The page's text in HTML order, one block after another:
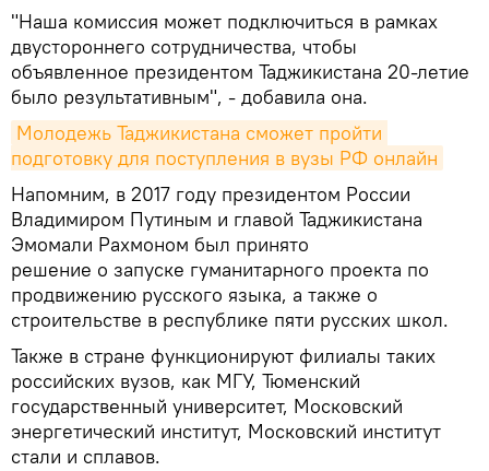
"Наша комиссия может подключиться в рамках
двустороннего сотрудничества, чтобы
объявленное президентом Таджикистана 20-летие
было результативным", - добавила она.
Молодежь Таджикистана сможет пройти
подготовку для поступления в вузы РФ онлайн
Напомним, в 2017 году президентом России
Владимиром Путиным и главой Таджикистана
Эмомали Рахмоном был принято
решение о запуске гуманитарного проекта по
продвижению русского языка, а также о
строительстве в республике пяти русских школ.
Также в стране функционируют филиалы таких
российских вузов, как МГУ, Тюменский
государственный университет, Московский
энергетический институт, Московский институт
стали и сплавов.